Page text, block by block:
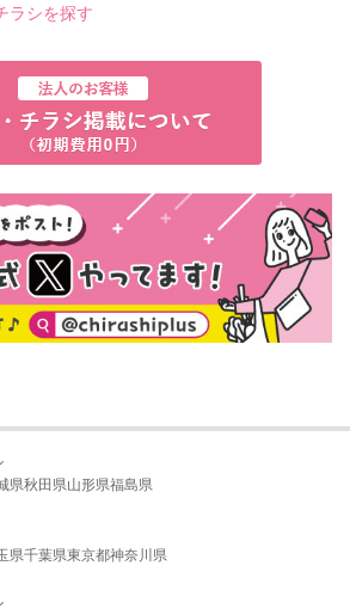
ラシを探す
県秋田県山形県福島県
県千葉県東京都神奈川県